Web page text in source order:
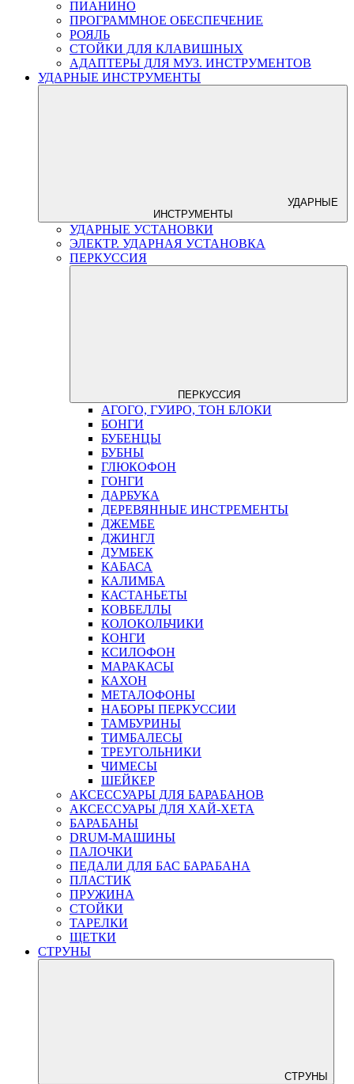
ПИАНИНО
ПРОГРАММНОЕ ОБЕСПЕЧЕНИЕ
РОЯЛЬ
СТОЙКИ ДЛЯ КЛАВИШНЫХ
АДАПТЕРЫ ДЛЯ МУЗ. ИНСТРУМЕНТОВ
УДАРНЫЕ ИНСТРУМЕНТЫ
УДАРНЫЕ
ИНСТРУМЕНТЫ
УДАРНЫЕ УСТАНОВКИ
ЭЛЕКТР. УДАРНАЯ УСТАНОВКА
ПЕРКУССИЯ
ПЕРКУССИЯ
АГОГО, ГУИРО, ТОН БЛОКИ
БОНГИ
БУБЕНЦЫ
БУБНЫ
ГЛЮКОФОН
ГОНГИ
ДАРБУКА
ДЕРЕВЯННЫЕ ИНСТРЕМЕНТЫ
ДЖЕМБЕ
ДЖИНГЛ
ДУМБЕК
КАБАСА
КАЛИМБА
КАСТАНЬЕТЫ
КОВБЕЛЛЫ
КОЛОКОЛЬЧИКИ
КОНГИ
КСИЛОФОН
МАРАКАСЫ
КАХОН
МЕТАЛОФОНЫ
НАБОРЫ ПЕРКУССИИ
ТАМБУРИНЫ
ТИМБАЛЕСЫ
ТРЕУГОЛЬНИКИ
ЧИМЕСЫ
ШЕЙКЕР
АКСЕССУАРЫ ДЛЯ БАРАБАНОВ
АКСЕССУАРЫ ДЛЯ ХАЙ-ХЕТА
БАРАБАНЫ
DRUM-МАШИНЫ
ПАЛОЧКИ
ПЕДАЛИ ДЛЯ БАС БАРАБАНА
ПЛАСТИК
ПРУЖИНА
СТОЙКИ
ТАРЕЛКИ
ЩЕТКИ
СТРУНЫ
СТРУНЫ